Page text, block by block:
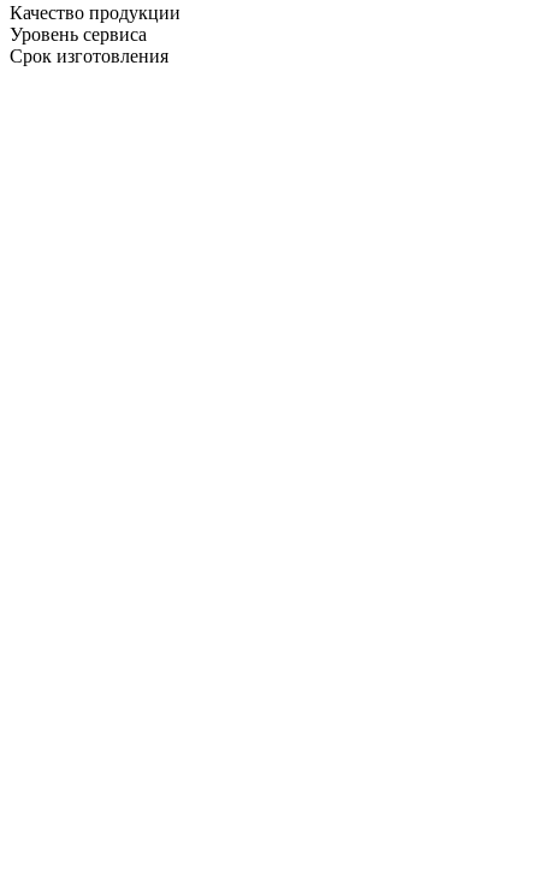
Качество продукции
Уровень сервиса
Срок изготовления